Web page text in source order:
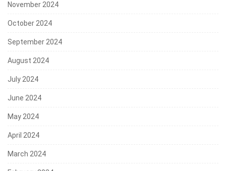
November 2024
October 2024
September 2024
August 2024
July 2024
June 2024
May 2024
April 2024
March 2024